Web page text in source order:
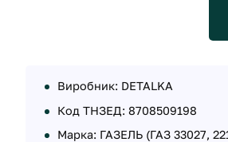
Виробник: DETALKA
Код ТНЗЕД: 8708509198
Марка: ГАЗЕЛЬ (ГАЗ 33027,